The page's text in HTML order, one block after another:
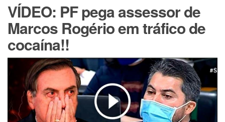
VÍDEO: PF pega assessor de
Marcos Rogério em tráfico de
cocaína!!